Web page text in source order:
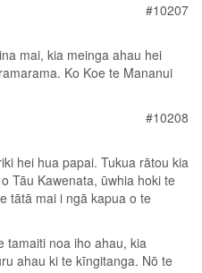
#10207
mai, kia meinga ahau hei
Ko Koe te Mananui
#10208
hei hua papai. Tukua rātou kia
Tāu Kawenata, ūwhia hoki te
tātā mai i ngā kapua o te
tamaiti noa iho ahau, kia
ahau ki te kīngitanga. Nō te